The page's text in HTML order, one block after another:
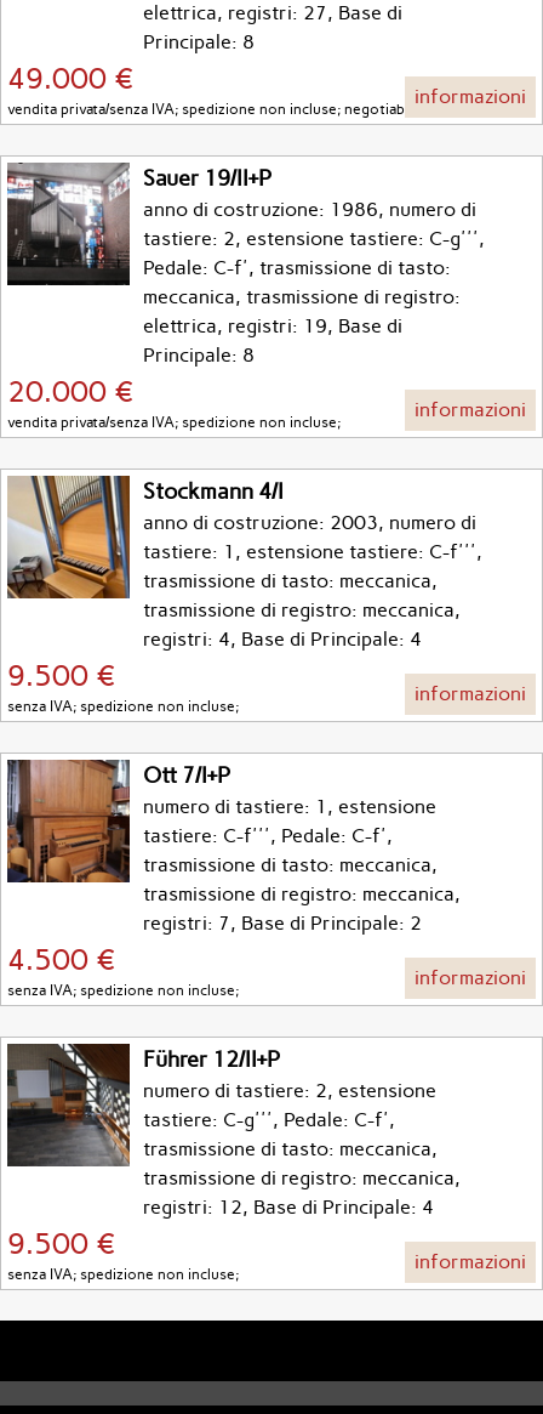
elettrica, registri: 27, Base di
Principale: 8
49.000 €
vendita privata/senza IVA; spedizione non incluse; negotiable;
informazioni
Sauer 19/II+P
anno di costruzione: 1986, numero di
tastiere: 2, estensione tastiere: C-g''',
Pedale: C-f', trasmissione di tasto:
meccanica, trasmissione di registro:
elettrica, registri: 19, Base di
Principale: 8
20.000 €
vendita privata/senza IVA; spedizione non incluse;
informazioni
Stockmann 4/I
anno di costruzione: 2003, numero di
tastiere: 1, estensione tastiere: C-f''',
trasmissione di tasto: meccanica,
trasmissione di registro: meccanica,
registri: 4, Base di Principale: 4
9.500 €
senza IVA; spedizione non incluse;
informazioni
Ott 7/I+P
numero di tastiere: 1, estensione
tastiere: C-f''', Pedale: C-f',
trasmissione di tasto: meccanica,
trasmissione di registro: meccanica,
registri: 7, Base di Principale: 2
4.500 €
senza IVA; spedizione non incluse;
informazioni
Führer 12/II+P
numero di tastiere: 2, estensione
tastiere: C-g''', Pedale: C-f',
trasmissione di tasto: meccanica,
trasmissione di registro: meccanica,
registri: 12, Base di Principale: 4
9.500 €
senza IVA; spedizione non incluse;
informazioni